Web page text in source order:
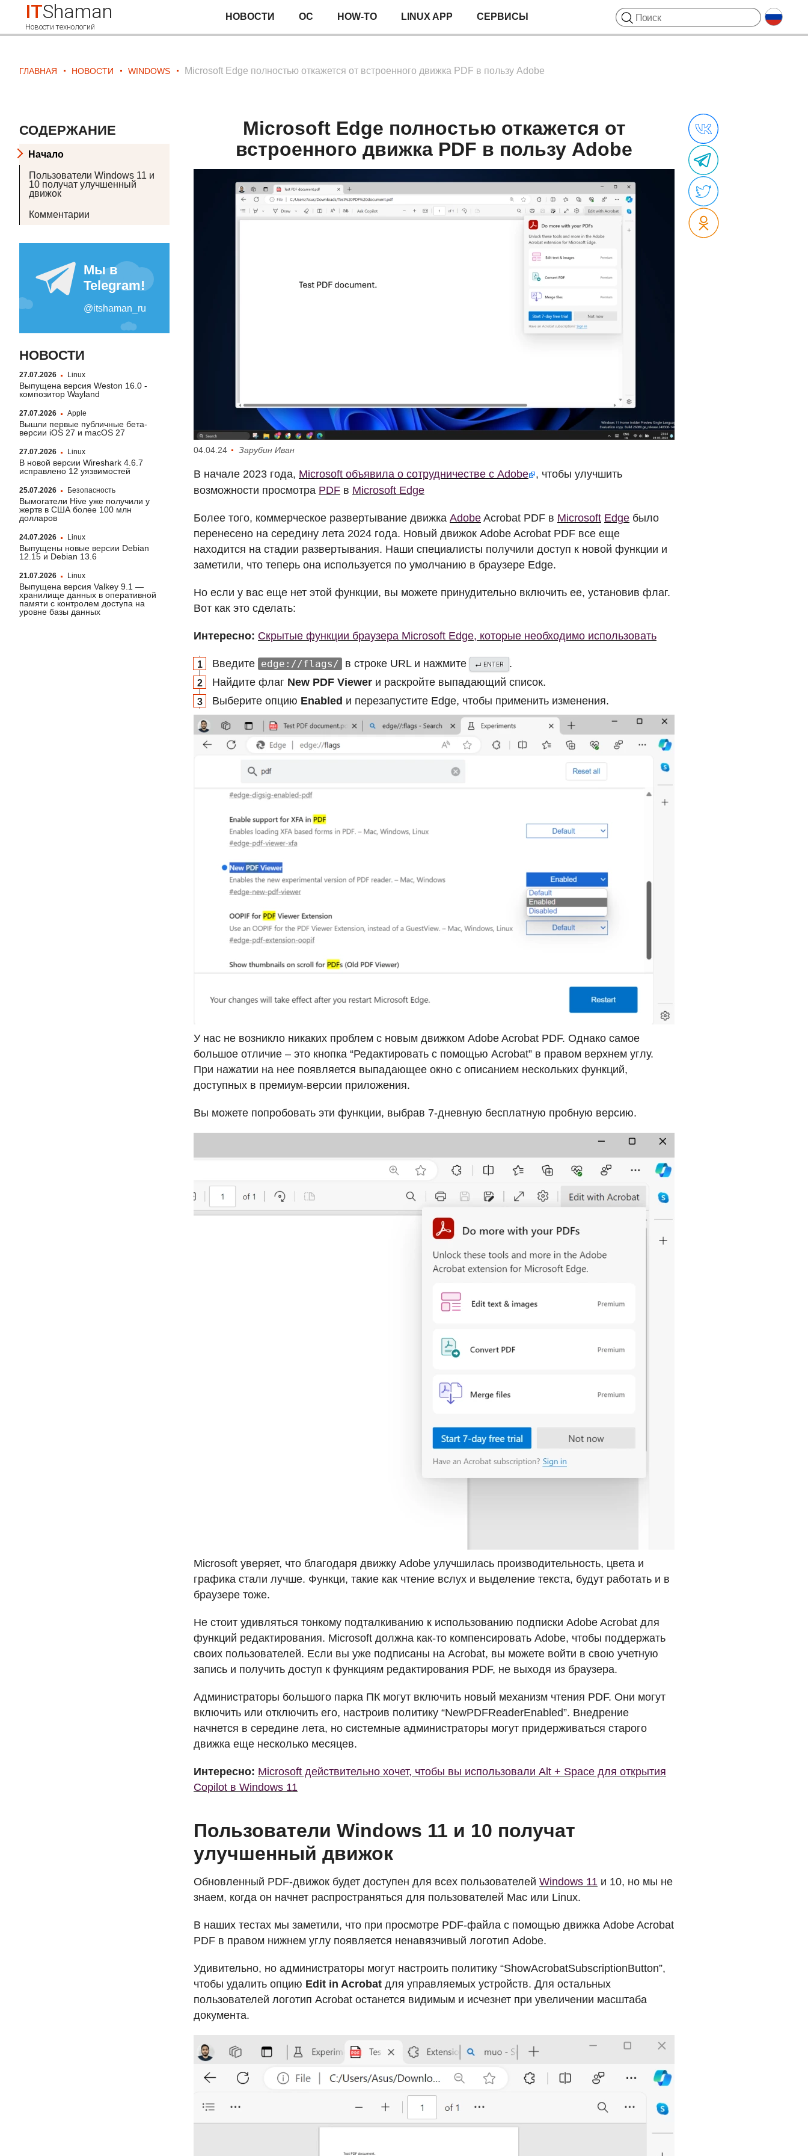
ITShaman
Новости технологий
НОВОСТИ ОС HOW-TO LINUX APP СЕРВИСЫ
ГЛАВНАЯ НОВОСТИ WINDOWS Microsoft Edge полностью откажется от встроенного движка PDF в пользу Adobe
СОДЕРЖАНИЕ
Начало
Пользователи Windows 11 и
10 получат улучшенный
движок
Комментарии
НОВОСТИ
27.07.2026 Linux
Выпущена версия Weston 16.0 -
композитор Wayland
27.07.2026 Apple
Вышли первые публичные бета-
версии iOS 27 и macOS 27
27.07.2026 Linux
В новой версии Wireshark 4.6.7
исправлено 12 уязвимостей
25.07.2026 Безопасность
Вымогатели Hive уже получили у
жертв в США более 100 млн
долларов
24.07.2026 Linux
Выпущены новые версии Debian
12.15 и Debian 13.6
21.07.2026 Linux
Выпущена версия Valkey 9.1 —
хранилище данных в оперативной
памяти с контролем доступа на
уровне базы данных
Microsoft Edge полностью откажется от
встроенного движка PDF в пользу Adobe
04.04.24 Зарубин Иван
В начале 2023 года, Microsoft объявила о сотрудничестве с Adobe
, чтобы улучшить
возможности просмотра PDF в Microsoft Edge
Более того, коммерческое развертывание движка Adobe Acrobat PDF в Microsoft Edge было
перенесено на середину лета 2024 года. Новый движок Adobe Acrobat PDF все еще
находится на стадии развертывания. Наши специалисты получили доступ к новой функции и
заметили, что теперь она используется по умолчанию в браузере Edge.
Но если у вас еще нет этой функции, вы можете принудительно включить ее, установив флаг.
Вот как это сделать:
Интересно: Скрытые функции браузера Microsoft Edge, которые необходимо использовать
Введите edge://flags/ в строке URLи нажмите ↵ ENTER
.
Найдите флаг New PDF Viewer и раскройте выпадающий список.
Выберите опцию Enabled и перезапустите Edge, чтобы применить изменения.
У нас не возникло никаких проблем с новым движком Adobe Acrobat PDF. Однако самое
большое отличие – это кнопка “Редактировать с помощью Acrobat” в правом верхнем углу.
При нажатии на нее появляется выпадающее окно с описанием нескольких функций,
доступных в премиум-версии приложения.
Вы можете попробовать эти функции, выбрав 7-дневную бесплатную пробную версию.
Microsoft уверяет, что благодаря движку Adobe улучшилась производительность, цвета и
графика стали лучше. Функци, такие как чтение вслух и выделение текста, будут работать и в
браузере тоже.
Не стоит удивляться тонкому подталкиванию к использованию подписки Adobe Acrobat для
функций редактирования. Microsoft должна как-то компенсировать Adobe, чтобы поддержать
своих пользователей. Если вы уже подписаны на Acrobat, вы можете войти в свою учетную
запись и получить доступ к функциям редактирования PDF, не выходя из браузера.
Администраторы большого парка ПК могут включить новый механизм чтения PDF. Они могут
включить или отключить его, настроив политику “NewPDFReaderEnabled”. Внедрение
начнется в середине лета, но системные администраторы могут придерживаться старого
движка еще несколько месяцев.
Интересно: Microsoft действительно хочет, чтобы вы использовали Alt + Space для открытия
Copilot в Windows 11
Пользователи Windows 11 и 10 получат
улучшенный движок
Обновленный PDF-движок будет доступен для всех пользователей Windows 11 и 10, но мы не
знаем, когда он начнет распространяться для пользователей Mac или Linux.
В наших тестах мы заметили, что при просмотре PDF-файла с помощью движка Adobe Acrobat
PDF в правом нижнем углу появляется ненавязчивый логотип Adobe.
Удивительно, но администраторы могут настроить политику “ShowAcrobatSubscriptionButton”,
чтобы удалить опцию Edit in Acrobat для управляемых устройств. Для остальных
пользователей логотип Acrobat останется видимым и исчезнет при увеличении масштаба
документа.